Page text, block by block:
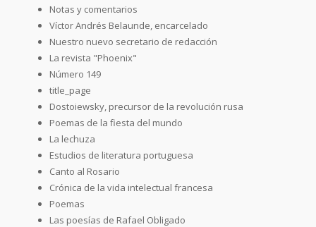
Notas y comentarios
Víctor Andrés Belaunde, encarcelado
Nuestro nuevo secretario de redacción
La revista "Phoenix"
Número 149
title_page
Dostoiewsky, precursor de la revolución rusa
Poemas de la fiesta del mundo
La lechuza
Estudios de literatura portuguesa
Canto al Rosario
Crónica de la vida intelectual francesa
Poemas
Las poesías de Rafael Obligado